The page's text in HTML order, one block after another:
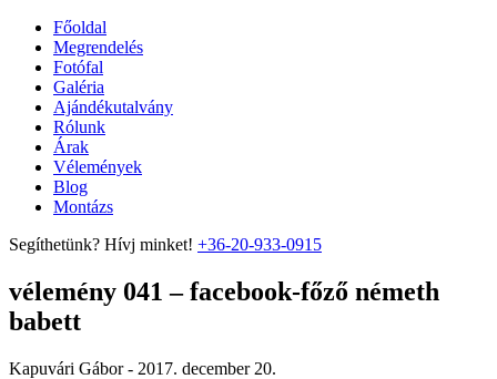
Főoldal
Megrendelés
Fotófal
Galéria
Ajándékutalvány
Rólunk
Árak
Vélemények
Blog
Montázs
Segíthetünk? Hívj minket! +36-20-933-0915
vélemény 041 – facebook-főző németh
babett
Kapuvári Gábor - 2017. december 20.